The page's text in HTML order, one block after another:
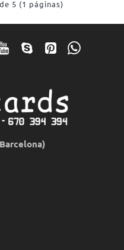
5 (1 páginas)